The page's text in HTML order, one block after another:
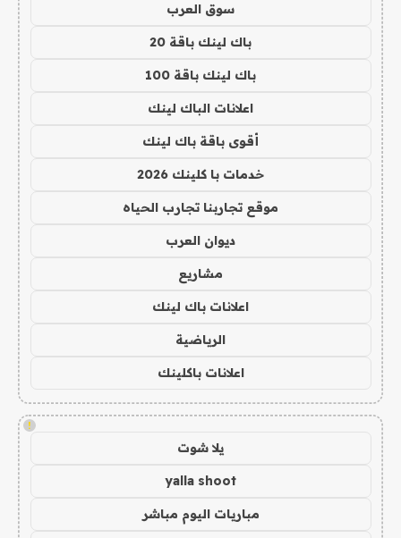
سوق العرب
باك لينك باقة 20
باك لينك باقة 100
اعلانات الباك لينك
أقوى باقة باك لينك
خدمات با كلينك 2026
موقع تجاربنا تجارب الحياه
ديوان العرب
مشاريع
اعلانات باك لينك
الرياضية
اعلانات باكلينك
!
يلا شوت
yalla shoot
مباريات اليوم مباشر